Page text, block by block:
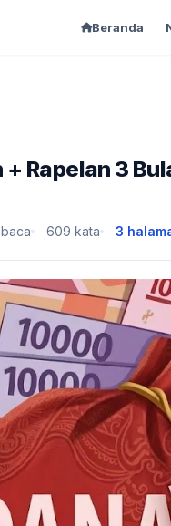
Beranda
Rapelan 3
609 kata 3